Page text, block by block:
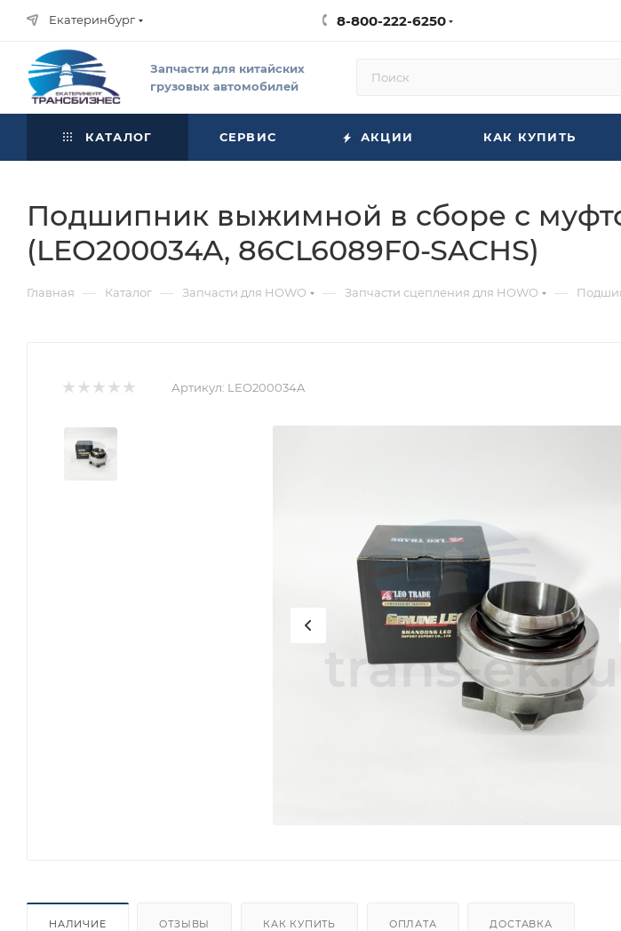
Екатеринбург 8-800-222-6250
Запчасти для китайских
грузовых автомобилей
КАТАЛОГ СЕРВИС АКЦИИ КАК КУПИТЬ
Подшипник выжимной в сборе с
(LEO200034A, 86CL6089F0-SACHS)
Главная — Каталог — Запчасти для HOWO — Запчасти сцепления для HOWO —
Артикул: LEO200034A
НАЛИЧИЕ ОТЗЫВЫ КАК КУПИТЬ ОПЛАТА ДОСТАВКА